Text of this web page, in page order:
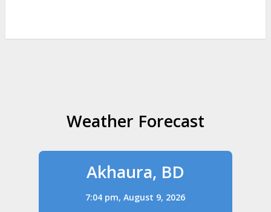
Weather Forecast
Akhaura, BD
7:04 pm,August 9, 2026